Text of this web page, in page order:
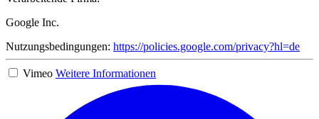
Google Inc.
Nutzungsbedingungen: https://policies.google.com/privacy?hl=de
Vimeo Weitere Informationen